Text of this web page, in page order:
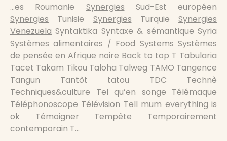
…es Roumanie Synergies Sud-Est européen
Synergies Tunisie Synergies Turquie Synergies
Venezuela Syntaktika Syntaxe & sémantique Syria
Systèmes alimentaires / Food Systems Systèmes
de pensée en Afrique noire Back to top T Tabularia
Tacet Takam Tikou Taloha Talweg TAMO Tangence
Tangun Tantôt tatou TDC Technè
Techniques&culture Tel qu’en songe Télémaque
Téléphonoscope Télévision Tell mum everything is
ok Témoigner Tempête Temporairement
contemporain T…